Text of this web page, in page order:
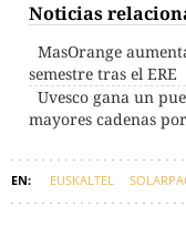
Noticias
MasOrange
semestre tras el ERE
Uvesco gana un
mayores cadenas
EUSKALTEL